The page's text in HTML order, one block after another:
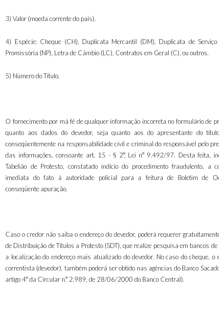
3) Valor (moeda corrente do país).
4) Espécie: Cheque (CH), Duplicata Mercantil (DM), Duplicata de
Promissória (NP), Letra de Câmbio (LC), Contratos em Geral (C), ou outros.
5) Número do Título.
O fornecimento por má fé de qualquer informação incorreta no formulário de
quanto aos dados do devedor, seja quanto aos do apresentante do
conseqüentemente na responsabilidade civil e criminal do responsável pelo
das informações, consoante art. 15 - § 2°, Lei n° 9.492/97. Desta feita,
Tabelião de Protesto, constatado indício do procedimento fraudulento, a
imediata do fato à autoridade policial para a feitura de Boletim de
conseqüente apuração.
Caso o credor não saiba o endereço do devedor, poderá requerer
de Distribuição de Títulos a Protesto (SDT), que realize pesquisa em bancos
a localização do endereço mais atualizado do devedor. No caso do cheque, o
correntista (devedor), também poderá ser obtido nas agências do Banco
artigo 4° da Circular n.° 2.989, de 28/06/2000 do Banco Central).